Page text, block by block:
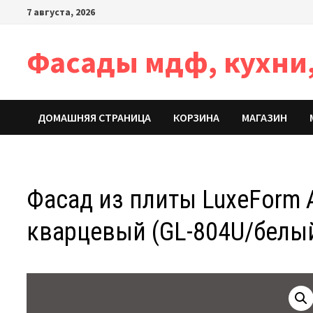
Перейти7 августа, 2026
Фасады мдф,
ДОМАШНЯЯ СТРАНИЦА КОРЗИНА МАГАЗИН
Фасад из плиты
кварцевый (GL-804U/